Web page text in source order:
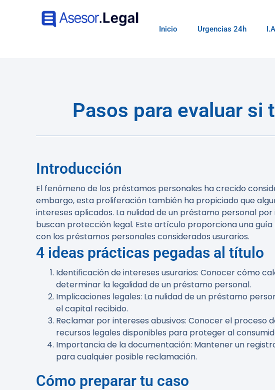
Inicio Urgencias 24h
Pasos para evaluar si
Introducción
El fenómeno de los préstamos personales ha crecido
embargo, esta proliferación también ha propiciado que
intereses aplicados. La nulidad de un préstamo personal
buscan protección legal. Este artículo proporciona una
con los préstamos personales considerados usurarios.
4 ideas prácticas pegadas al título
Identificación de intereses usurarios: Conocer cómo
determinar la legalidad de un préstamo personal.
Implicaciones legales: La nulidad de un préstamo
el capital recibido.
Reclamar por intereses abusivos: Conocer el proceso
recursos legales disponibles para proteger al
Importancia de la documentación: Mantener un
para cualquier posible reclamación.
Cómo preparar tu caso